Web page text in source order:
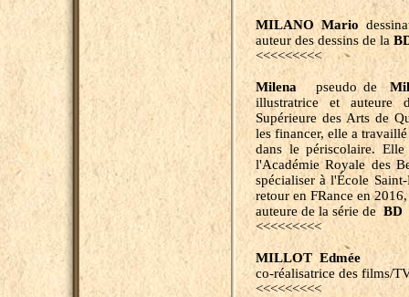
MILANO Mario
auteur des dessins de la
<<<<<<<<<
Milena pseudo de
illustratrice et auteure
Supérieure des Arts de
les financer, elle a
dans le périscolaire.
l'Académie Royale des
spécialiser à l'École
retour en FRance en
auteure de la série deBD
<<<<<<<<<
MILLOT Edmée
co-réalisatrice des films/
<<<<<<<<<